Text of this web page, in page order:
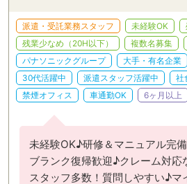
派遣・受託業務スタッフ 未経験OK
残業少なめ（20H以下）
複数名募集
パナソニックグループ
大手・有名企業
30代活躍中
派遣スタッフ活躍中
社
禁煙オフィス
車通勤OK 6ヶ月以上
未経験OK♪研修＆マニュアル完
ブランク復帰歓迎♪クレーム対
スタッフ多数！質問しやすい♪マ